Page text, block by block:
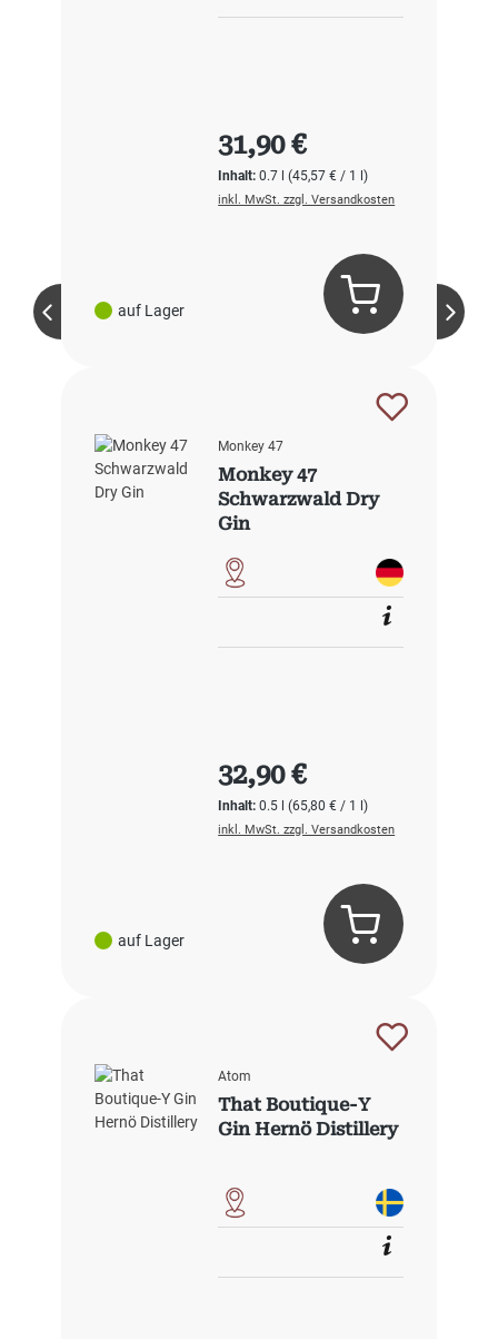
auf Lager
Inhalt:0.7 l(45,57 € / 1 l)
Regulärer Preis:
31,90 €
inkl. MwSt. zzgl. Versandkosten
auf Lager
Monkey 47
Monkey 47
Schwarzwald Dry
Gin
Inhalt:0.5 l(65,80 € / 1 l)
Regulärer Preis:
32,90 €
inkl. MwSt. zzgl. Versandkosten
Atom
That Boutique-Y
Gin Hernö Distillery